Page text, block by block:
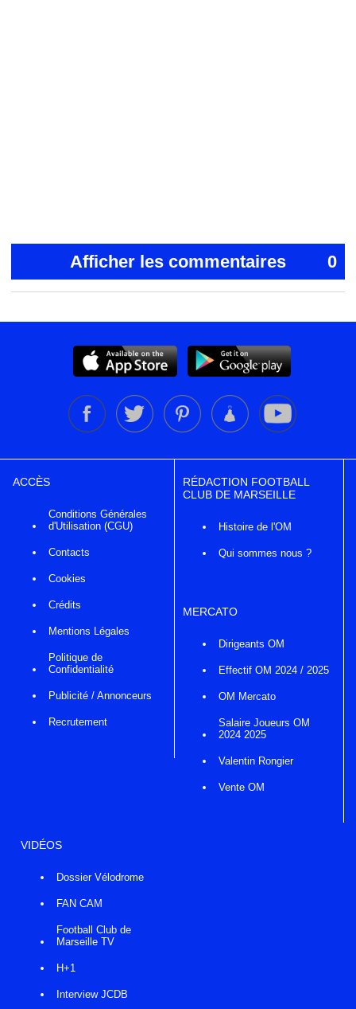
Afficher les commentaires 0
ACCÈS
Conditions Générales
d'Utilisation (CGU)
Contacts
Cookies
Crédits
Mentions Légales
Politique de
Confidentialité
Publicité / Annonceurs
Recrutement
RÉDACTION FOOTBALL
CLUB DE MARSEILLE
Histoire de l'OM
Qui sommes nous ?
MERCATO
Dirigeants OM
Effectif OM 2024 / 2025
OM Mercato
Salaire Joueurs OM
2024 2025
Valentin Rongier
Vente OM
VIDÉOS
Dossier Vélodrome
FAN CAM
Football Club de
Marseille TV
H+1
Interview JCDB